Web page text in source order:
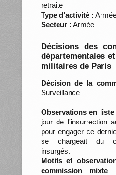
retraite
Type d’activité : Armée
Secteur : Armée
Décisions des
départementales
militaires de Paris
Décision de la
Surveillance
Observations en liste
jour de l'insurrection
pour engager ce
se chargeait du
insurgés.
Motifs et
commission mixte